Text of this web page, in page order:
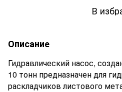
В
Описание
Гидравлический насос,
10 тонн предназначен для
раскладчиков листового